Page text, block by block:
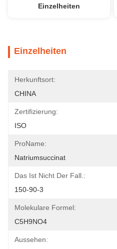
Einzelheiten
Einzelheiten
Herkunftsort:
CHINA
Zertifizierung:
ISO
ProName:
Natriumsuccinat
Das Ist Nicht Der Fall.:
150-90-3
Molekulare Formel:
C5H9NO4
Aussehen: